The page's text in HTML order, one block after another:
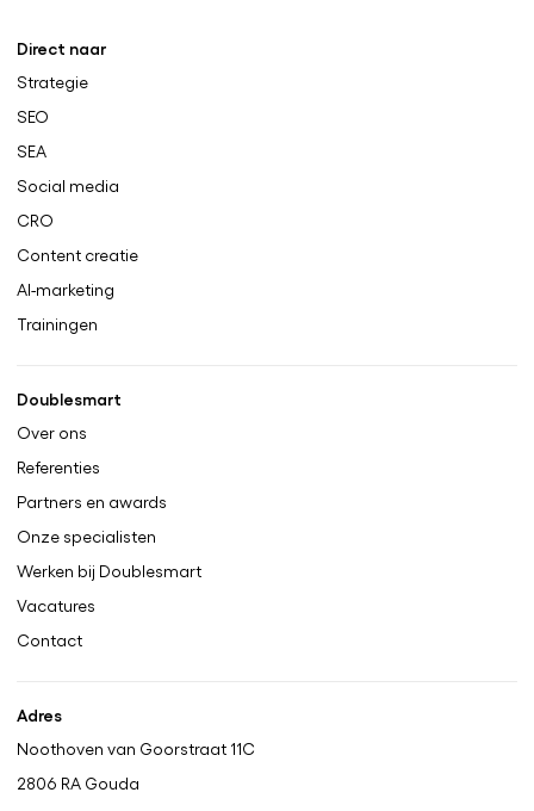
Direct naar
Strategie
SEO
SEA
Social media
CRO
Content creatie
AI-marketing
Trainingen
Doublesmart
Over ons
Referenties
Partners en awards
Onze specialisten
Werken bij Doublesmart
Vacatures
Contact
Adres
Noothoven van Goorstraat 11C
2806 RA Gouda